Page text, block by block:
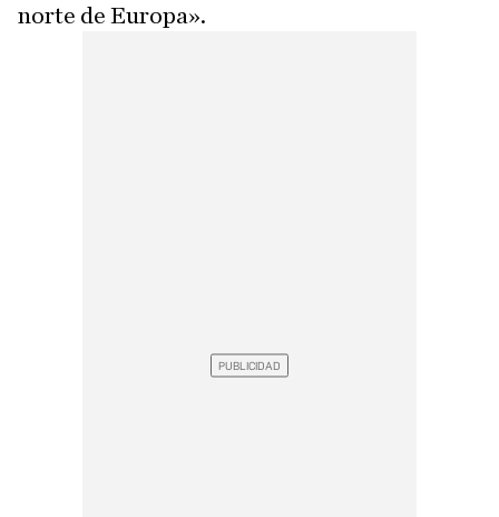
norte de Europa».